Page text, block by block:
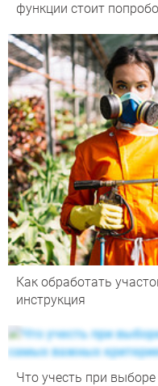
функции стоит
Как обработать
инструкция
Что учесть при